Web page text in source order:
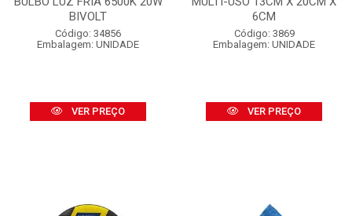
BIVOLT
Código: 34856
Embalagem: UNIDADE
VER PREÇO
6CM
Código: 3869
Embalagem: UNIDADE
VER PREÇO